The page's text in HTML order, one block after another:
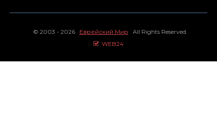
© 2003 - 2026 Еврейский Мир All Rights Reserved.
WEB24